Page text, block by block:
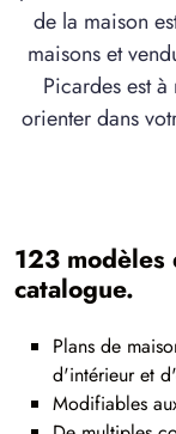
de la maison
maisons et
Picardes est
orienter dans
123
catalogue.
Plans de
d'intérieur et
Modifiables